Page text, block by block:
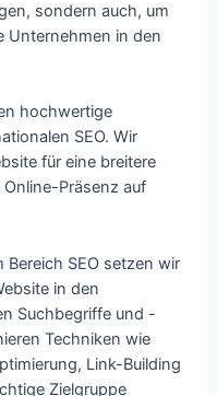
sondern auch, um
Unternehmen in den
hochwertige
SEO. Wir
für eine breitere
Präsenz auf
SEO setzen wir
in den
Suchbegriffe und -
Techniken wie
Link-Building
Zielgruppe